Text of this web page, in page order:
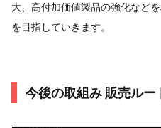
大、高付加価値製品の強化など
を目指していきます。
今後の取組み 販売ルー